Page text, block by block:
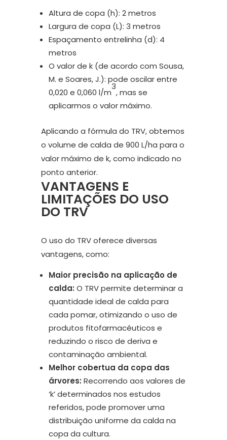
Altura de copa (h): 2 metros
Largura de copa (L): 3 metros
Espaçamento entrelinha (d): 4
metros
O valor de k (de acordo com Sousa,
M. e Soares, J.): pode oscilar entre
0,020 e 0,060 l/m
3
, mas se
aplicarmos o valor máximo.
Aplicando a fórmula do TRV, obtemos
o volume de calda de 900 L/ha para o
valor máximo de k, como indicado no
ponto anterior.
VANTAGENS E
LIMITAÇÕES DO USO
DO TRV
O uso do TRV oferece diversas
vantagens, como:
Maior precisão na aplicação de
calda: O TRV permite determinar a
quantidade ideal de calda para
cada pomar, otimizando o uso de
produtos fitofarmacêuticos e
reduzindo o risco de deriva e
contaminação ambiental.
Melhor cobertua da copa das
árvores: Recorrendo aos valores de
‘k’ determinados nos estudos
referidos, pode promover uma
distribuição uniforme da calda na
copa da cultura.